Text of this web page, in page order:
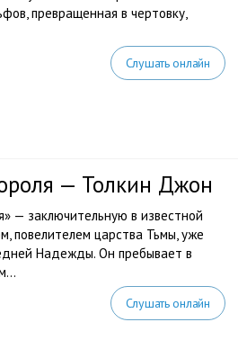
превращенная в чертовку,
Слушать онлайн
— Толкин Джон
— заключительную в известной
повелителем царства Тьмы, уже
Надежды. Он пребывает в
Слушать онлайн